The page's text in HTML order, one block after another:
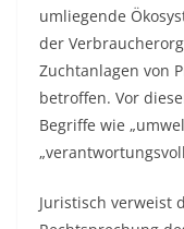
umliegende
der
Zuchtanlagen von
betroffen. Vor
Begriffe wie
Juristisch verweist